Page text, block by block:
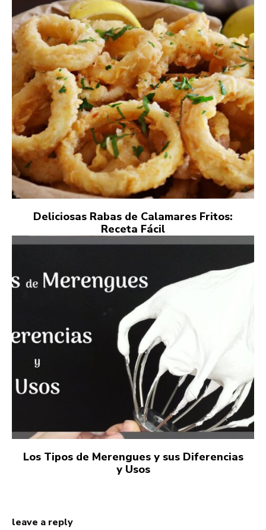
Deliciosas Rabas de Calamares Fritos:
Receta Fácil
Los Tipos de Merengues y sus Diferencias
y Usos
leave a reply